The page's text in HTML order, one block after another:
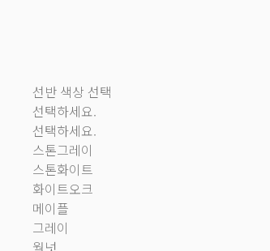
선반 색상 선택
선택하세요.
선택하세요.
스톤그레이
스톤화이트
화이트오크
메이플
그레이
월넛